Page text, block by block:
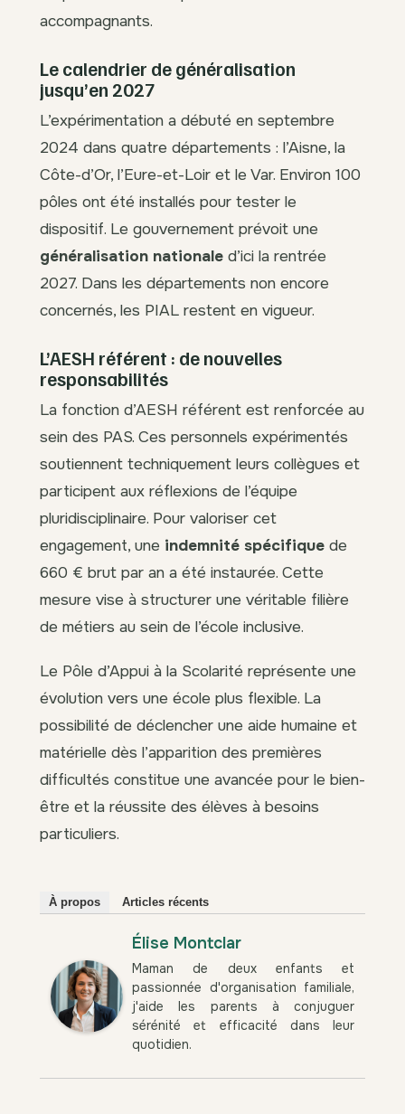
accompagnants.
Le calendrier de généralisation
jusqu’en 2027
L’expérimentation a débuté en septembre
2024 dans quatre départements : l’Aisne, la
Côte-d’Or, l’Eure-et-Loir et le Var. Environ 100
pôles ont été installés pour tester le
dispositif. Le gouvernement prévoit une
généralisation nationale d’ici la rentrée
2027. Dans les départements non encore
concernés, les PIAL restent en vigueur.
L’AESH référent : de nouvelles
responsabilités
La fonction d’AESH référent est renforcée au
sein des PAS. Ces personnels expérimentés
soutiennent techniquement leurs collègues et
participent aux réflexions de l’équipe
pluridisciplinaire. Pour valoriser cet
engagement, une indemnité spécifique de
660 € brut par an a été instaurée. Cette
mesure vise à structurer une véritable filière
de métiers au sein de l’école inclusive.
Le Pôle d’Appui à la Scolarité représente une
évolution vers une école plus flexible. La
possibilité de déclencher une aide humaine et
matérielle dès l’apparition des premières
difficultés constitue une avancée pour le bien-
être et la réussite des élèves à besoins
particuliers.
À propos Articles récents
Élise Montclar
Maman de deux enfants et
passionnée d'organisation familiale,
j'aide les parents à conjuguer
sérénité et efficacité dans leur
quotidien.